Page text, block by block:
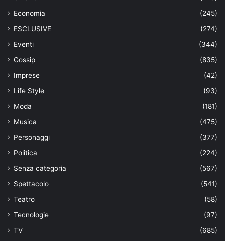
Economia
(245)
ESCLUSIVE
(274)
Eventi
(344)
Gossip
(835)
Imprese
(42)
Life Style
(93)
Moda
(181)
Musica
(475)
Personaggi
(377)
Politica
(224)
Senza categoria
(567)
Spettacolo
(541)
Teatro
(58)
Tecnologie
(97)
TV
(685)